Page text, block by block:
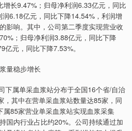
长9.47%；归母净利润6.33亿元，同比
6.18亿元，同比下降14.54%，利润增
影响。其中，公司第二季度实现营业收
；归母净利润3.88亿元，同比下降
元，同比下降7.53%。
量稳步增长
属单采血浆站分布于全国16个省/自治
，其中在营单采血浆站数量达85家，同
属85家营业单采血浆站实现血浆采集
国内行业占比约20%。公司持续通过加